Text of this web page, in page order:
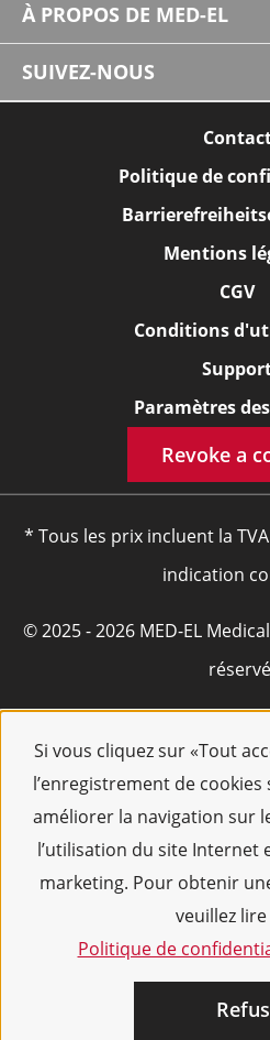
Si vous cliquez sur «Tout
l’enregistrement de
améliorer la navigation sur
l’utilisation du site Internet
marketing. Pour obtenir
veuillez
Politique de
À PROPOS DE MED-EL
SUIVEZ-NOUS
Politique de
Mentions
CGV
Conditions
Paramètres
Revoke a
* Tous les prix incluent la
indication
© 2025 - 2026 MED-EL